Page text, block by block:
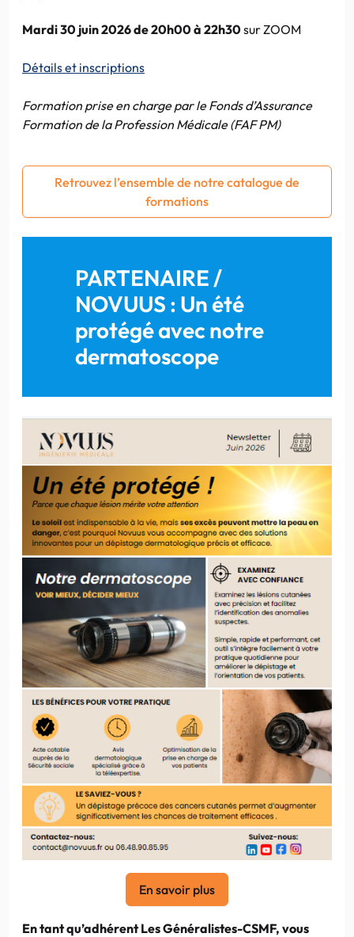
Mardi 30 juin 2026 de 20h00 à 22h30sur ZOOM
Détails et inscriptions
Formation prise en charge par le Fonds d’Assurance
Formation de la Profession Médicale (FAF PM)
Retrouvez l’ensemble de notre catalogue de
formations
PARTENAIRE /
NOVUUS : Un été
protégé avec notre
dermatoscope
En savoir plus
En tant qu’adhérent Les Généralistes-CSMF, vous